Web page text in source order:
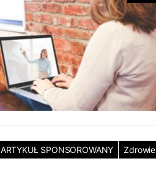
ARTYKUŁ SPONSOROWANY Zdrowie